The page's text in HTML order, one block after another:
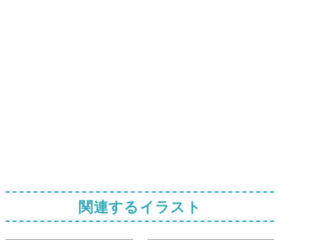
関連するイラスト